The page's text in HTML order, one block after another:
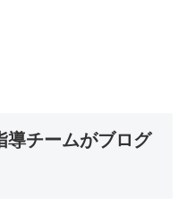
導チームがブログ